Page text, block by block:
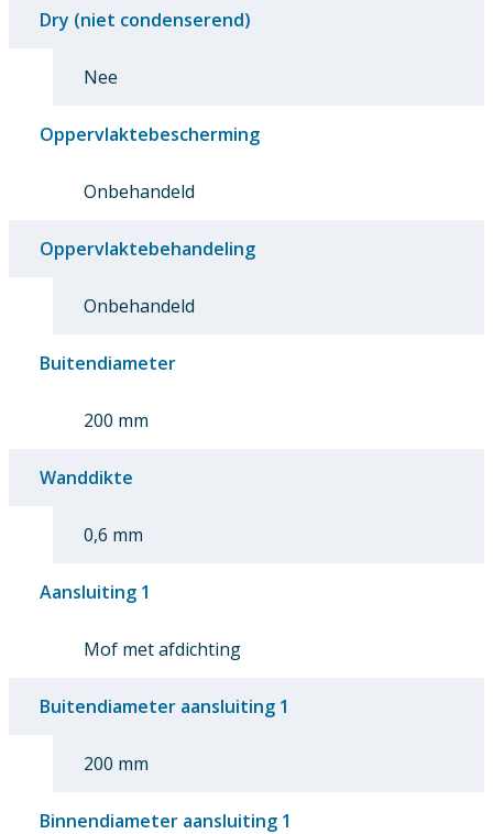
Dry (niet condenserend)
Nee
Oppervlaktebescherming
Onbehandeld
Oppervlaktebehandeling
Onbehandeld
Buitendiameter
200 mm
Wanddikte
0,6 mm
Aansluiting 1
Mof met afdichting
Buitendiameter aansluiting 1
200 mm
Binnendiameter aansluiting 1